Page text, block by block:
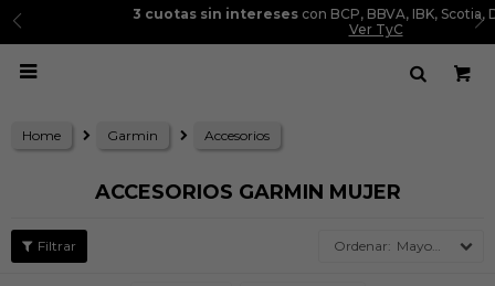
3 cuotas sin interesescon BCP, BBVA, IBK, Scotia, Diners y Cencosud.

Home Garmin Accesorios
ACCESORIOS GARMIN MUJER
Mayor precio